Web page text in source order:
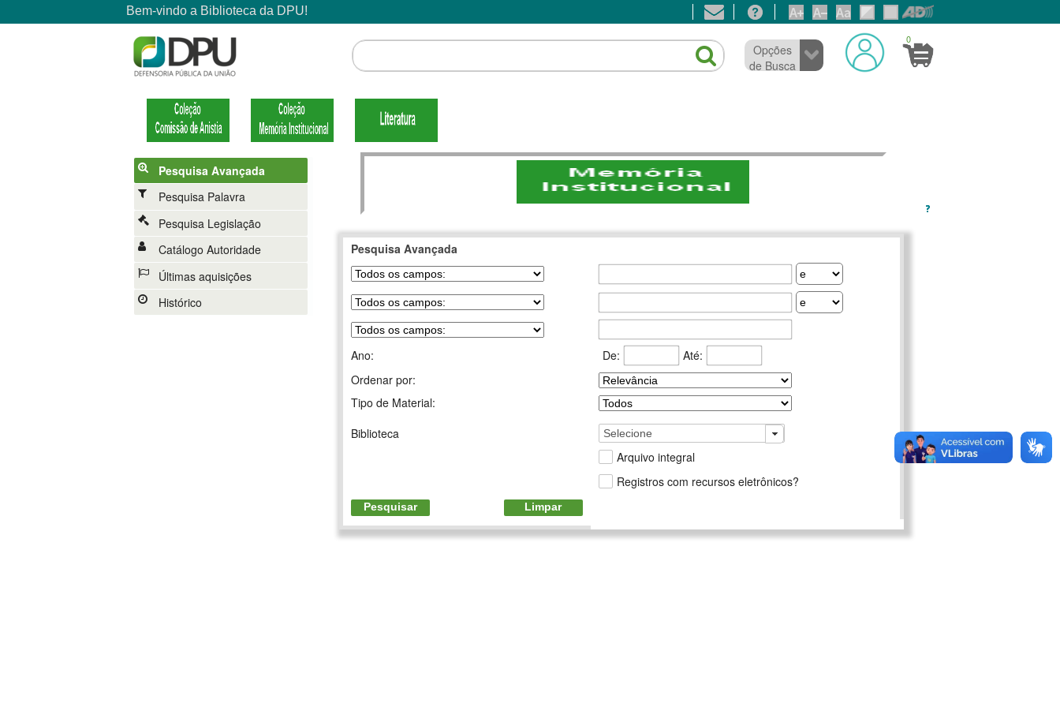
0
Opções
de Busca
Pesquisa Avançada
Pesquisa Palavra
Pesquisa Legislação
Catálogo Autoridade
Últimas aquisições
Histórico
Pesquisa Avançada
Ano: De:
Até:
Ordenar por:
Tipo de Material:
Biblioteca
Selecione
Arquivo integral
Registros com recursos eletrônicos?
Pesquisar Limpar